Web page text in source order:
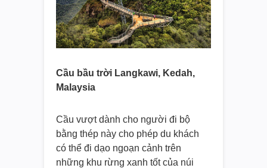
Cầu bầu trời Langkawi, Kedah,
Malaysia
Cầu vượt dành cho người đi bộ
bằng thép này cho phép du khách
có thể đi dạo ngoạn cảnh trên
những khu rừng xanh tốt của núi